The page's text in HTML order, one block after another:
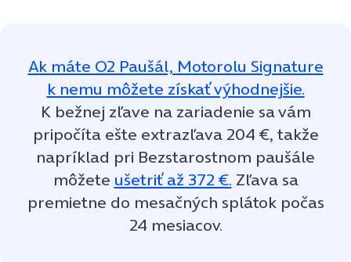
Ak máte O2 Paušál, Motorolu Signature
k nemu môžete získať výhodnejšie.
K bežnej zľave na zariadenie sa vám
pripočíta ešte extrazľava 204 €, takže
napríklad pri Bezstarostnom paušále
môžete ušetriť až 372 €. Zľava sa
premietne do mesačných splátok počas
24 mesiacov.